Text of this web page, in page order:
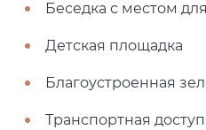
Беседка с местом
Детская площадка
Благоустроенная
Транспортная